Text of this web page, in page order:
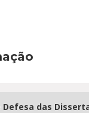
Defesa das